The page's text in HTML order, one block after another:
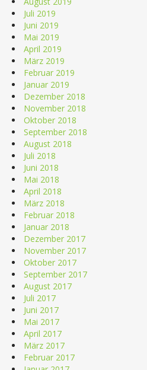
Juli 2019
Juni 2019
Mai 2019
April 2019
März 2019
Februar 2019
Januar 2019
Dezember 2018
November 2018
Oktober 2018
September 2018
August 2018
Juli 2018
Juni 2018
Mai 2018
April 2018
März 2018
Februar 2018
Januar 2018
Dezember 2017
November 2017
Oktober 2017
September 2017
August 2017
Juli 2017
Juni 2017
Mai 2017
April 2017
März 2017
Februar 2017